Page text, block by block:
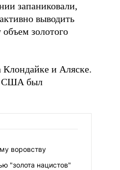
запаниковали,
выводить
золотого
и Аляске.
США был
воровству
"золота нацистов"